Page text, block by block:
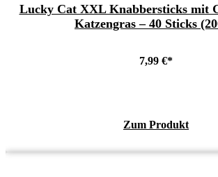
Lucky Cat XXL Knabbersticks mit
Katzengras – 40 Sticks
7,99 €
Zum Produkt